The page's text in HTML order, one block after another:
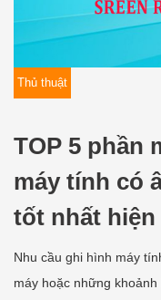
Thủ thuật
TOP 5 phần
máy tính có
tốt nhất hiện
Nhu cầu ghi hình máy
máy hoặc những